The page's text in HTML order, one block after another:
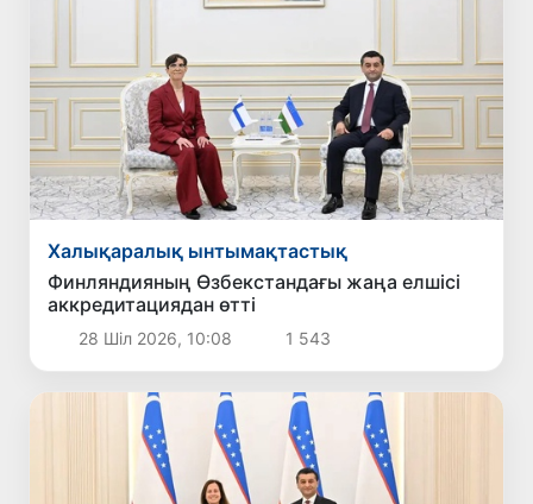
Халықаралық ынтымақтастық
Финляндияның Өзбекстандағы жаңа елшісі
аккредитациядан өтті
28 Шіл 2026, 10:08 1 543